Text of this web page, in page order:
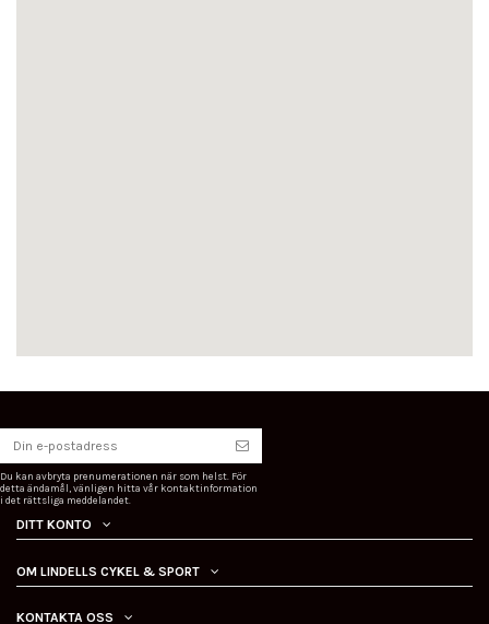
Du kan avbryta prenumerationen när som helst. För
detta ändamål, vänligen hitta vår kontaktinformation
i det rättsliga meddelandet.
DITT KONTO
OM LINDELLS CYKEL & SPORT
KONTAKTA OSS